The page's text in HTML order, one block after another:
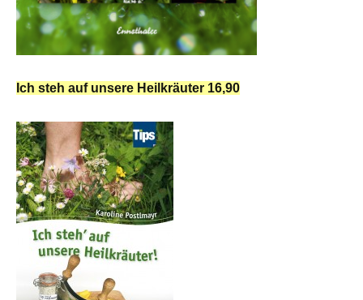
Ich steh auf unsere Heilkräuter 16,90